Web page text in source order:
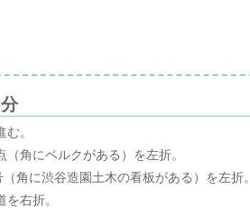
。
角にベルクがある）を左折。
角に渋谷造園土木の看板がある）を左折。
右折。